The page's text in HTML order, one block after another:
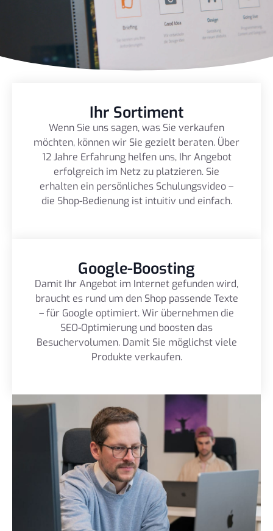
Ihr Sortiment
Wenn Sie uns sagen, was Sie verkaufen
möchten, können wir Sie gezielt beraten. Über
12 Jahre Erfahrung helfen uns, Ihr Angebot
erfolgreich im Netz zu platzieren. Sie
erhalten ein persönliches Schulungsvideo –
die Shop-Bedienung ist intuitiv und einfach.
Google-Boosting
Damit Ihr Angebot im Internet gefunden wird,
braucht es rund um den Shop passende Texte
– für Google optimiert. Wir übernehmen die
SEO-Optimierung und boosten das
Besuchervolumen. Damit Sie möglichst viele
Produkte verkaufen.